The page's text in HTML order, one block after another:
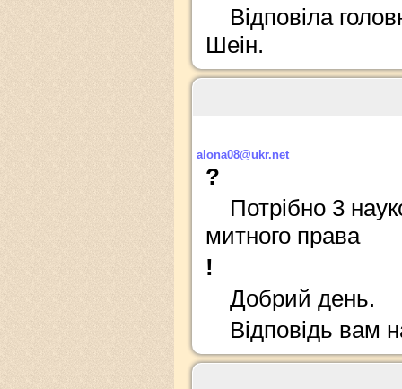
Відповіла
Шеін.
alona08@ukr.net
?
Потрібно 3
митного права
!
Добрий день.
Відповідь вам